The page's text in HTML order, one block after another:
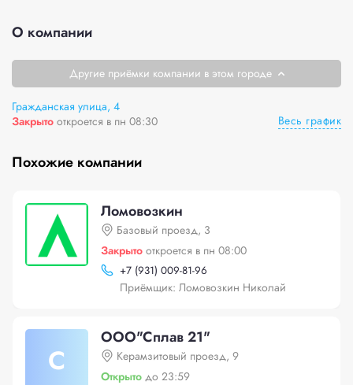
О компании
Другие приёмки компании в этом городе
Гражданская улица, 4
Закрыто откроется в пн 08:30 Весь график
Похожие компании
Ломовозкин
Базовый проезд, 3
Закрыто откроется в пн 08:00
+7 (931) 009-81-96
Приёмщик: Ломовозкин Николай
С
ООО"Сплав 21"
Керамзитовый проезд, 9
Открыто до 23:59